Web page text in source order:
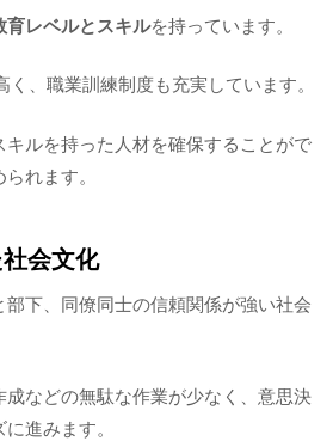
育レベルとスキルを持っています。
、職業訓練制度も充実しています。
ルを持った人材を確保することがで
れます。
会文化
下、同僚同士の信頼関係が強い社会
などの無駄な作業が少なく、意思決
進みます。